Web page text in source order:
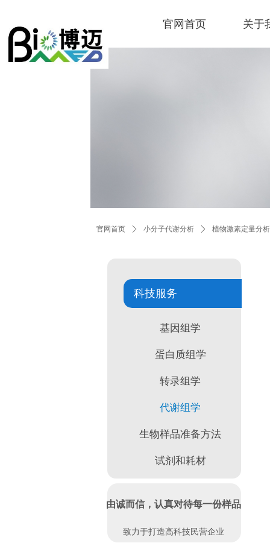
官网首页 关于
官网首页 ꄲ 小分子代谢分析 ꄲ 植物激素定量分析
由诚而信，认真对待每一份样品
致力于打造高科技民营企业
科技服务
基因组学
蛋白质组学
转录组学
代谢组学
生物样品准备方法
试剂和耗材